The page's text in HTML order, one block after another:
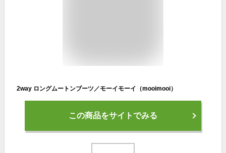
2way ロングムートンブーツ／モーイモーイ（mooimooi）
この商品をサイトでみる